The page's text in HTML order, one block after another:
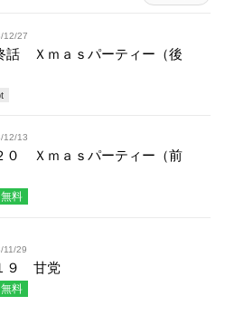
12/27
話 Ｘｍａｓパーティー（後
12/13
０ Ｘｍａｓパーティー（前
無料
11/29
９ 甘党
無料